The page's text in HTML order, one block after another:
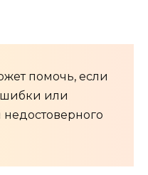
помочь, если
или